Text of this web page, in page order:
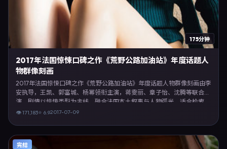
175分钟
2017年法国惊悚口碑之作《荒野公路加油站》年度话题人
物群像刻画
2017年法国惊悚口碑之作《荒野公路加油站》年度话题人物群像刻画由李
安执导，王凯、郭富城、杨幂领衔主演，蒋雯丽、章子怡、沈腾等联合出
演。剧情以惊悚类型为主线，融合法国本土叙事与人物弧光，适合检索
「惊悚电影 法国 李安 王凯」等关键词的观众。2017年7月9日起在法国地
👁171,183⭐ 6.92017-07-09
完结